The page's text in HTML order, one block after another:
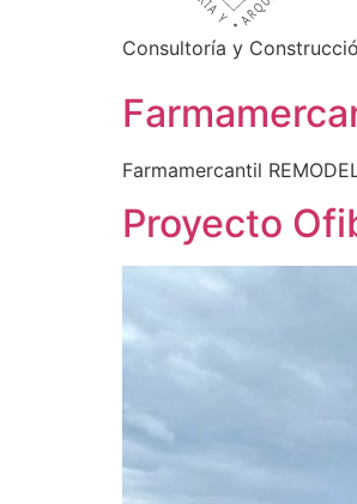
Consultoría y
Farmamercantil
Proyecto